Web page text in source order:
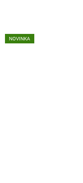
NOVINKA